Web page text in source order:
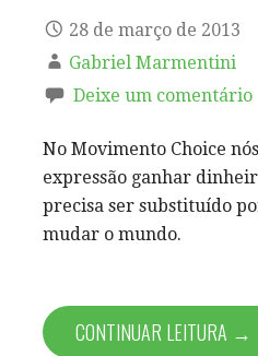
28 de março de 2013
Gabriel Marmentini
Deixe um comentário
No Movimento Choice
expressão ganhar
precisa ser substituído
mudar o mundo.
CONTINUAR LEITURA →